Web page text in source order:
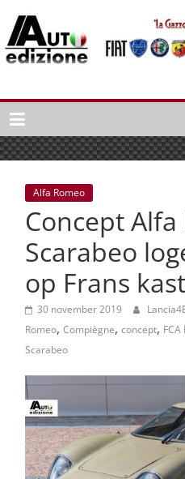
naar
inhoud
Auto
Edizione
La
Gazetta
dell'Automobile
Italiana
Italiaans
autonieuws
lifestyle
Alfa Romeo
Concept Alfa
Scarabeo
op Frans
30 november 2019
Romeo, Compiègne, concept,
Scarabeo